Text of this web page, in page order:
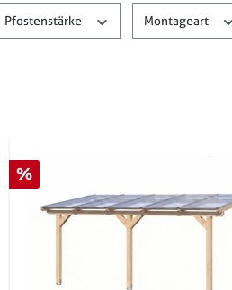
Pfostenstärke Montageart
Rabatt
%